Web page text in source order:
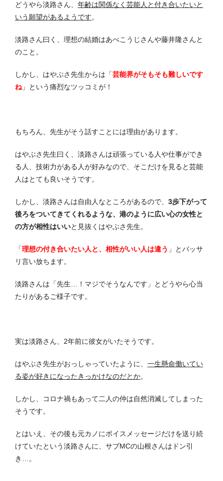
どうやら淡路さん、 年齢は関係なく芸能人と付き合いたいと
いう願望があるようです。
淡路さん曰く、理想の結婚はあべこうじさんや藤井隆さんと
のこと。
しかし、はやぶさ先生からは「芸能界がそもそも難しいです
ね」という痛烈なツッコミが！
もちろん、先生がそう話すことには理由があります。
はやぶさ先生曰く、淡路さんは頑張っている人や仕事ができ
る人、技術力がある人が好みなので、そこだけを見ると芸能
人はとても良いそうです。
しかし、淡路さんは自由人なところがあるので、 3歩下がって
後ろをついてきてくれるような、港のように広い心の女性と
の方が相性はいいと見抜くはやぶさ先生。
「理想の付き合いたい人と、相性がいい人は違う 」とバッサ
リ言い放ちます。
淡路さんは「先生…！マジでそうなんです」とどうやら心当
たりがあるご様子です。
実は淡路さん、2年前に彼女がいたそうです。
はやぶさ先生がおっしゃっていたように、 一生懸命働いてい
る姿が好きになったきっかけなのだとか。
しかし、コロナ禍もあって二人の仲は自然消滅してしまった
そうです。
とはいえ、その後も元カノにボイスメッセージだけを送り続
けていたという淡路さんに、サブMCの山根さんはドン引
き…。